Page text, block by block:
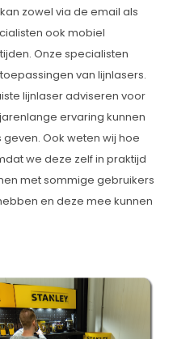
zowel via de email als
ook mobiel
Onze specialisten
van lijnlasers.
lijnlaser adviseren voor
ervaring kunnen
Ook weten wij hoe
we deze zelf in praktijd
met sommige gebruikers
en deze mee kunnen